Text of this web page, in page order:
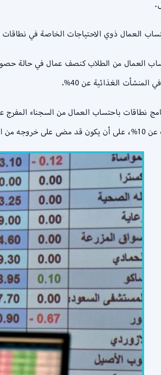
العمال ذوي الاحتياجات الخاصة في نطاقات
المنشأت الغذائية عن 40%.
عامين كاملين.